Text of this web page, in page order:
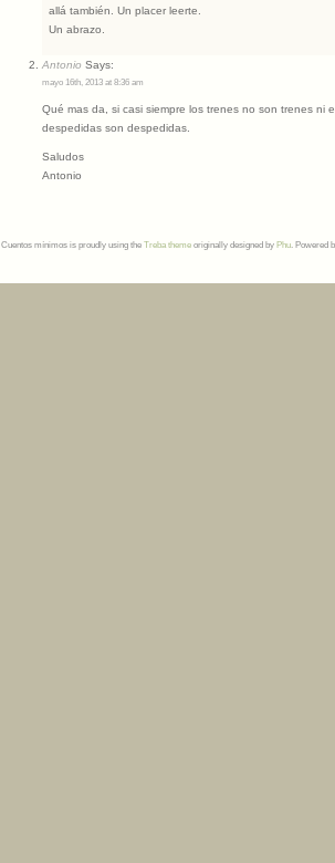
allá también. Un placer leerte.
Un abrazo.
Antonio Says:
mayo 16th, 2013 at 8:36 am
Qué mas da, si casi siempre los trenes no son trenes ni
despedidas son despedidas.
Saludos
Antonio
Cuentos mínimos is proudly using the Treba theme originally designed by Phu. Powered